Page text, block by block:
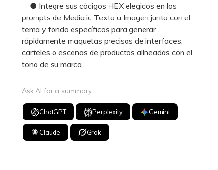
● Integre sus códigos HEX elegidos en los
prompts de Media.io Texto a Imagen junto con el
tema y fondo específicos para generar
rápidamente maquetas precisas de interfaces,
carteles o escenas de productos alineadas con el
tono de su marca.
Ask AI for a summary
ChatGPT Perplexity Gemini
Claude Grok